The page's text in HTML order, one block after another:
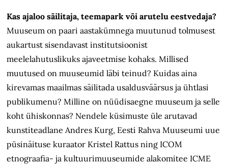
Kas ajaloo säilitaja, teemapark või arutelu eestvedaja?
Muuseum on paari aastakümnega muutunud tolmusest
aukartust sisendavast institutsioonist
meelelahutuslikuks ajaveetmise kohaks. Millised
muutused on muuseumid läbi teinud? Kuidas aina
kirevamas maailmas säilitada usaldusväärsus ja ühtlasi
publikumenu? Milline on nüüdisaegne muuseum ja selle
koht ühiskonnas? Nendele küsimuste üle arutavad
kunstiteadlane Andres Kurg, Eesti Rahva Muuseumi uue
püsinäituse kuraator Kristel Rattus ning ICOM
etnograafia- ja kultuurimuuseumide alakomitee ICME